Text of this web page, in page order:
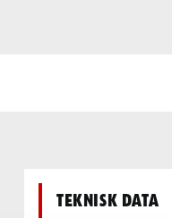
Teknisk data